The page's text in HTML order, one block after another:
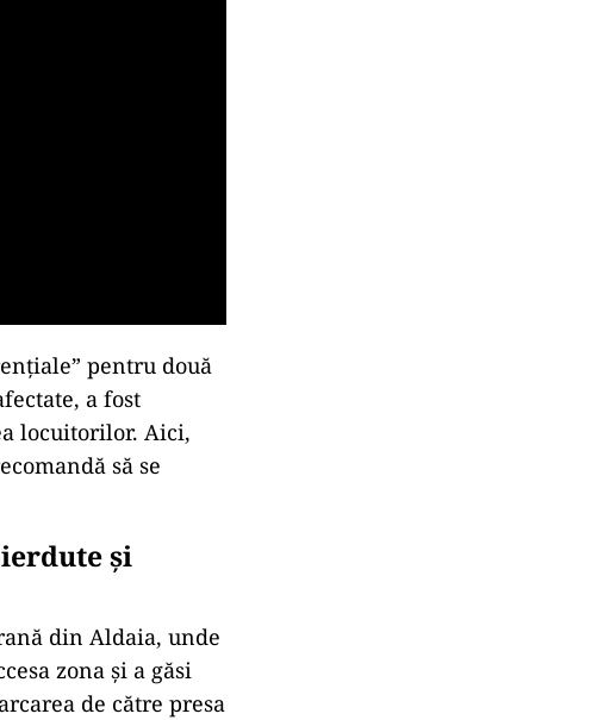
pentru două
a fost
locuitorilor. Aici,
să se
și
din Aldaia, unde
zona și a găsi
de către presa